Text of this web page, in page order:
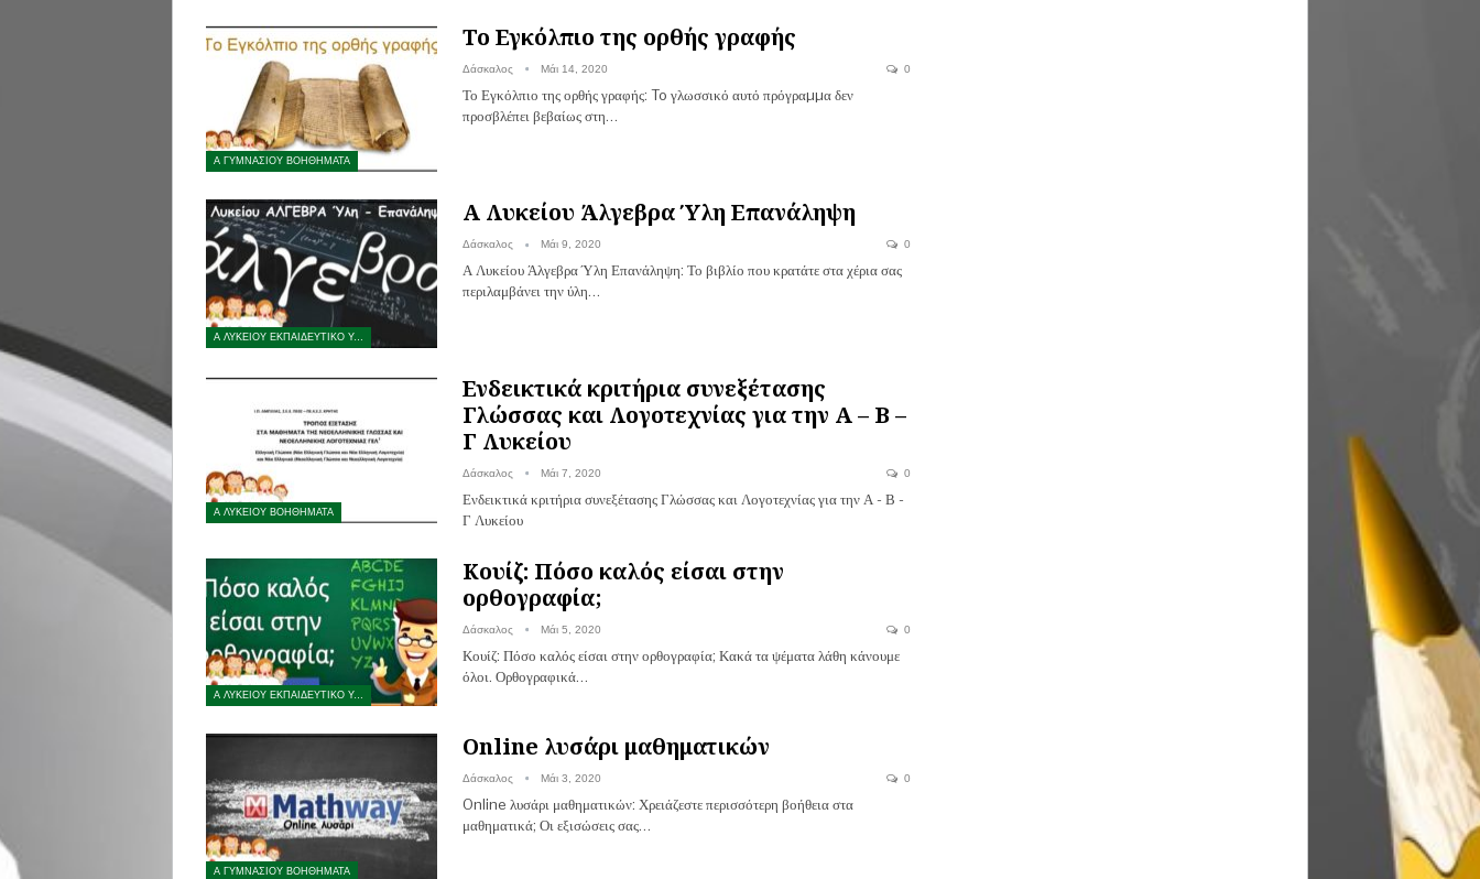
Α ΓΥΜΝΑΣΙΟΥ ΒΟΗΘΗΜΑΤΑ
Το Εγκόλπιο της ορθής γραφής
Δάσκαλος Μάι 14, 2020 0
Το Εγκόλπιο της ορθής γραφής: To γλωσσικό αυτό πρόγραµµα δεν
προσβλέπει βεβαίως στη…
Α ΛΥΚΕΙΟΥ ΕΚΠΑΙΔΕΥΤΙΚΟ ΥΛΙΚΟ
Α Λυκείου Άλγεβρα Ύλη Επανάληψη
Δάσκαλος Μάι 9, 2020 0
Α Λυκείου Άλγεβρα Ύλη Επανάληψη: Το βιβλίο που κρατάτε στα χέρια σας
περιλαμβάνει την ύλη…
Α ΛΥΚΕΙΟΥ ΒΟΗΘΗΜΑΤΑ
Ενδεικτικά κριτήρια συνεξέτασης
Γλώσσας και Λογοτεχνίας για την Α – Β –
Γ Λυκείου
Δάσκαλος Μάι 7, 2020 0
Ενδεικτικά κριτήρια συνεξέτασης Γλώσσας και Λογοτεχνίας για την Α - Β -
Γ Λυκείου
Α ΛΥΚΕΙΟΥ ΕΚΠΑΙΔΕΥΤΙΚΟ ΥΛΙΚΟ
Κουίζ: Πόσο καλός είσαι στην
ορθογραφία;
Δάσκαλος Μάι 5, 2020 0
Κουίζ: Πόσο καλός είσαι στην ορθογραφία; Κακά τα ψέματα λάθη κάνουμε
όλοι. Ορθογραφικά…
Α ΓΥΜΝΑΣΙΟΥ ΒΟΗΘΗΜΑΤΑ
Online λυσάρι μαθηματικών
Δάσκαλος Μάι 3, 2020 0
Online λυσάρι μαθηματικών: Χρειάζεστε περισσότερη βοήθεια στα
μαθηματικά; Οι εξισώσεις σας…